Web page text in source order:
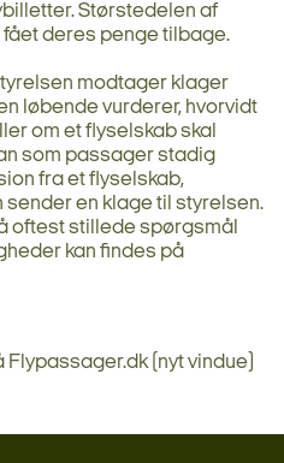
Størstedelen af
deres penge tilbage.
modtager klager
løbende vurderer, hvorvidt
om et flyselskab skal
som passager stadig
fra et flyselskab,
en klage til styrelsen.
oftest stillede spørgsmål
kan findes på
(nyt vindue)